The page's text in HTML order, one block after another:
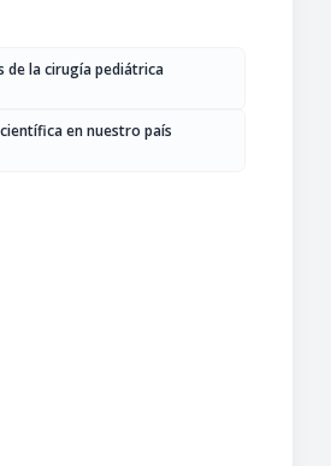
de la cirugía pediátrica
en nuestro país